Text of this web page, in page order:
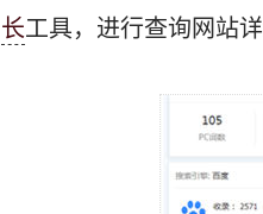
长工具，进行查询网站